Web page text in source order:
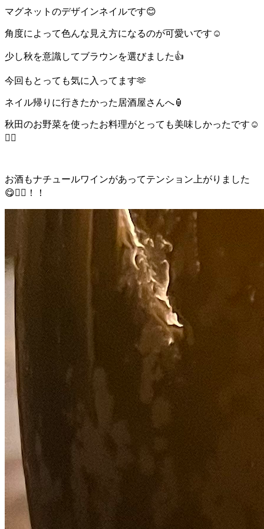
マグネットのデザインネイルです😊
角度によって色んな見え方になるのが可愛いです☺️
少し秋を意識してブラウンを選びました👍
今回もとっても気に入ってます🫶
ネイル帰りに行きたかった居酒屋さんへ🏮
秋田のお野菜を使ったお料理がとっても美味しかったです☺️
❤️‍🔥
お酒もナチュールワインがあってテンション上がりました
😋❤️‍🔥！！